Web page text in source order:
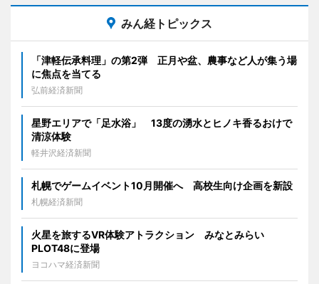
みん経トピックス
「津軽伝承料理」の第2弾 正月や盆、農事など人が集う場
に焦点を当てる
弘前経済新聞
星野エリアで「足水浴」 13度の湧水とヒノキ香るおけで
清涼体験
軽井沢経済新聞
札幌でゲームイベント10月開催へ 高校生向け企画を新設
札幌経済新聞
火星を旅するVR体験アトラクション みなとみらい
PLOT48に登場
ヨコハマ経済新聞